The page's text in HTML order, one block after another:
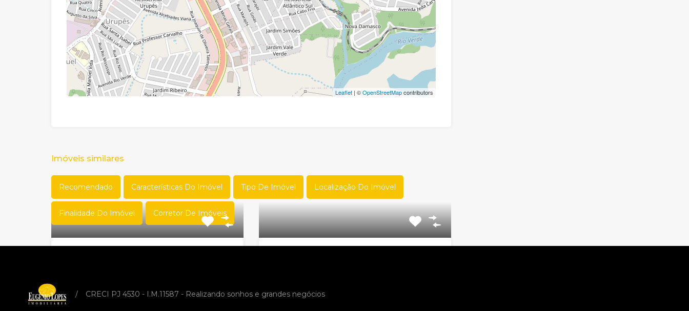
Leaflet| ©OpenStreetMapcontributors
Imóveis similares
Recomendado Características Do Imóvel Tipo De Imóvel Localização Do Imóvel
Finalidade Do Imóvel Corretor De Imóveis
LOCAÇÃO
/ CRECI PJ 4530 - I.M.11587 - Realizando sonhos e grandes negócios